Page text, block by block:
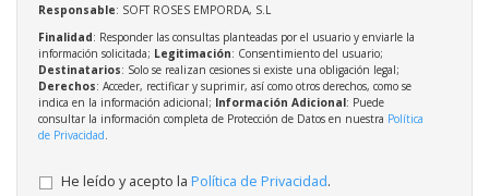
Responsable: SOFT ROSES EMPORDA, S.L
Finalidad: Responder las consultas planteadas por el usuario y enviarle la
información solicitada; Legitimación: Consentimiento del usuario;
Destinatarios: Solo se realizan cesiones si existe una obligación legal;
Derechos: Acceder, rectificar y suprimir, así como otros derechos, como se
indica en la información adicional; Información Adicional: Puede
consultar la información completa de Protección de Datos en nuestra Política
de Privacidad
He leído y acepto la Política de Privacidad.